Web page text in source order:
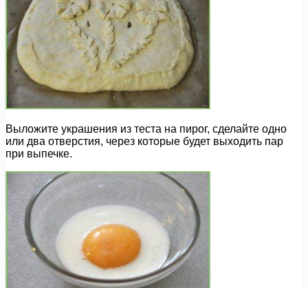
Выложите украшения из теста на пирог, сделайте одно
или два отверстия, через которые будет выходить пар
при выпечке.